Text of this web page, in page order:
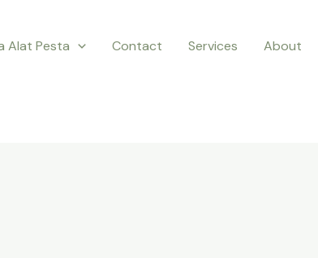
Alat Pesta Contact Services About